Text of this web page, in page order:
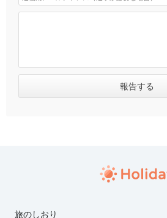
旅のしおり